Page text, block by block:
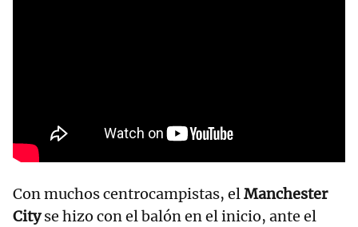
Con muchos centrocampistas, elManchester
Cityse hizo con el balón en el inicio, ante el